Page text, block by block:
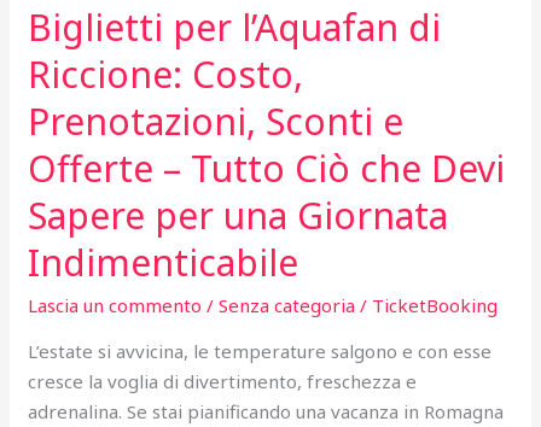
Biglietti per l’Aquafan di
Riccione: Costo,
Prenotazioni, Sconti e
Offerte – Tutto Ciò che Devi
Sapere per una Giornata
Indimenticabile
Lascia un commento /Senza categoria / TicketBooking
L’estate si avvicina, le temperature salgono e con esse
cresce la voglia di divertimento, freschezza e
adrenalina. Se stai pianificando una vacanza in Romagna